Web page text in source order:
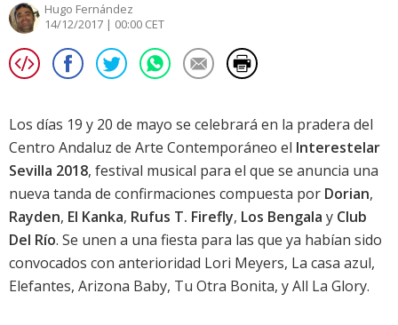
Hugo Fernández
14/12/2017 | 00:00 CET
Los días 19 y 20 de mayo se celebrará en la pradera del
Centro Andaluz de Arte Contemporáneo el Interestelar
Sevilla 2018, festival musical para el que se anuncia una
nueva tanda de confirmaciones compuesta por Dorian,
Rayden, El Kanka, Rufus T. Firefly, Los Bengala y Club
Del Río. Se unen a una fiesta para las que ya habían sido
convocados con anterioridad Lori Meyers, La casa azul,
Elefantes, Arizona Baby, Tu Otra Bonita, y All La Glory.